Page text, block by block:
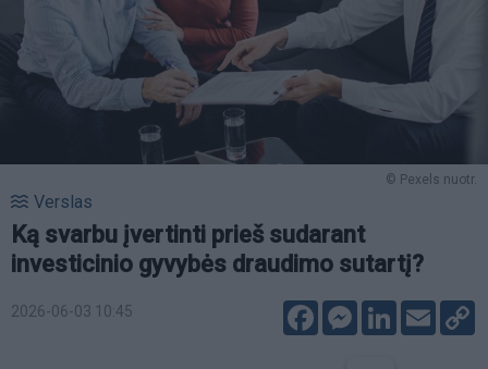
© Pexels nuotr.
Verslas
Ką svarbu įvertinti prieš sudarant
investicinio gyvybės draudimo sutartį?
2026-06-03 10:45 FacebookMessenger
LinkedIn
Email